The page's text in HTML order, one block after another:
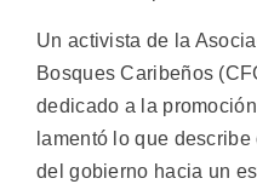
Un activista de la
Bosques Caribeños
dedicado a la
lamentó lo que
del gobierno hacia un